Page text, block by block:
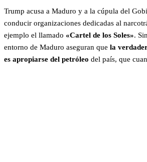
Trump acusa a Maduro y a la cúpula del
conducir organizaciones dedicadas al
ejemplo el llamado «Cartel de los Soles».
entorno de Maduro aseguran que la
es apropiarse del petróleo del país, que